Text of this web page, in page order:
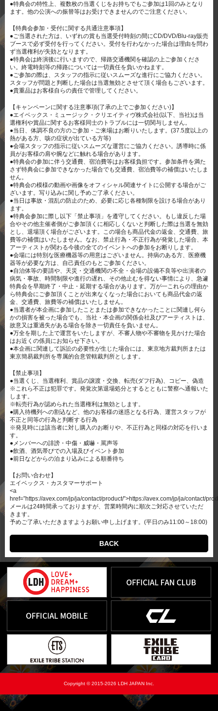
●特典会の特性上、複数枚の当選くじをお持ちでもご参加は1回のみとなり
ます。他の公演への振替等はお受けできませんのでご注意ください。
【特典会参加・受付に関する共通注意事項】
●ご当選された方は、いずれの賞も当選受付時刻の間にCD/DVD/Blu-ray販売
ブースで必ず受付を行ってください。受付を行わなかった場合は理由を問わ
ず当選権利が失効となります。
●特典会は終演後に行いますので、帰路交通機関を確認の上ご参加くださ
い。終電時刻等の帰路については一切責任を負いかねます。
●ご参加の際は、スタッフの指示に従いスムーズな進行にご協力ください。
スタッフが問題と判断した場合は当選無効とさせて頂く場合もございます。
●貴重品はお客様自らの責任で管理してください。
【キャンペーンに関する注意事項(了承の上でご参加ください)】
●エイベックス・ミュージック・クリエイティヴ株式会社(以下、当社)は当
選権利や賞品に関するお客様同士のトラブルには一切関与しません。
●当日、体調不良の方のご参加・ご来場はお断りいたします。(37.5度以上の
熱がある方、咳の症状が出ている方等)
●会場スタッフの指示に従いスムーズな運営にご協力ください。誘導時に係
員がお客様の肩や腕などに触れる場合があります。
●特典会の参加に伴う交通費、宿泊費等はお客様負担です。参加条件を満た
さず特典会に参加できなかった場合でも交通費、宿泊費等の補償はいたしま
せん。
●特典会の模様の動画や画像をオフィシャル関連サイトに公開する場合がご
ざいます。写り込みに関し予めご了承ください。
●当日は事故・混乱の防止のため、必要に応じ各種制限を設ける場合があり
ます。
●特典会参加に際し以下「禁止事項」を遵守してください。もし違反した場
合やその他主催者側がご参加頂くに相応しくないと判断した際は当選を無効
とし、退場頂く場合がございます。この場合も商品代金の返金、交通費、旅
費等の補償はいたしません。なお、禁止行為・不正行為が発覚した場合、本
アーティストが関わる今後の全てのイベントへの参加をお断りします。
●会場には特別な医療機器等の用意はございません。持病のある方、医療機
器等が必要な方は、自己責任のもとご参加ください。
●自治体等の要請や、天災・交通機関の不全・会場の設備不良等や出演者の
病気・事故、時間制限や進行の遅れ、その他止むを得ない事情により、急遽
特典会を早期終了・中止・延期する場合があります。万が一これらの理由か
ら特典会にご参加頂くことが出来なくなった場合においても商品代金の返
金、交通費、旅費等の補償はいたしません。
●当選者が本企画に参加したことまたは参加できなかったことに関連し何ら
かの損害を被った場合でも、当社・本企画の関係会社及びアーティストは、
故意又は重過失がある場合を除き一切責任を負いません。
●万全を期した上で運営をいたしますが、不審人物や不審物を見かけた場合
はお近くの係員にお知らせ下さい。
●本企画に関連して訴訟の必要性が生じた場合には、東京地方裁判所または
東京簡易裁判所を専属的合意管轄裁判所とします。
【禁止事項】
●当選くじ、当選権利、賞品の譲渡・交換、転売(ダフ行為)、コピー、偽造
※これら不正は犯罪です。発覚次第退場処分とするとともに警察へ通報いた
します。
※転売行為が認められた当選権利は無効とします。
●購入待機列への割込など、他のお客様の迷惑となる行為、運営スタッフが
不正と同等の行為と判断する行為
※発見時には該当者に対し購入のお断りや、不正行為と同様の対応を行いま
す。
●メンバーへの誹謗・中傷・威嚇・罵声等
●飲酒、酒気帯びでの入場及びイベント参加
●前日などからの泊まり込みによる順番待ち
【お問い合わせ】
エイベックス・カスタマーサポート
<a
href=”https://avex.com/jp/ja/contact/product/”>https://avex.com/jp/ja/contact/
メールは24時間承っておりますが、営業時間内に順次ご対応させていただ
きます。
予めご了承いただきますようお願い申し上げます。(平日のみ11:00～18:00)
BACK
Copyright © 2015-2026 LDH JAPAN Inc.